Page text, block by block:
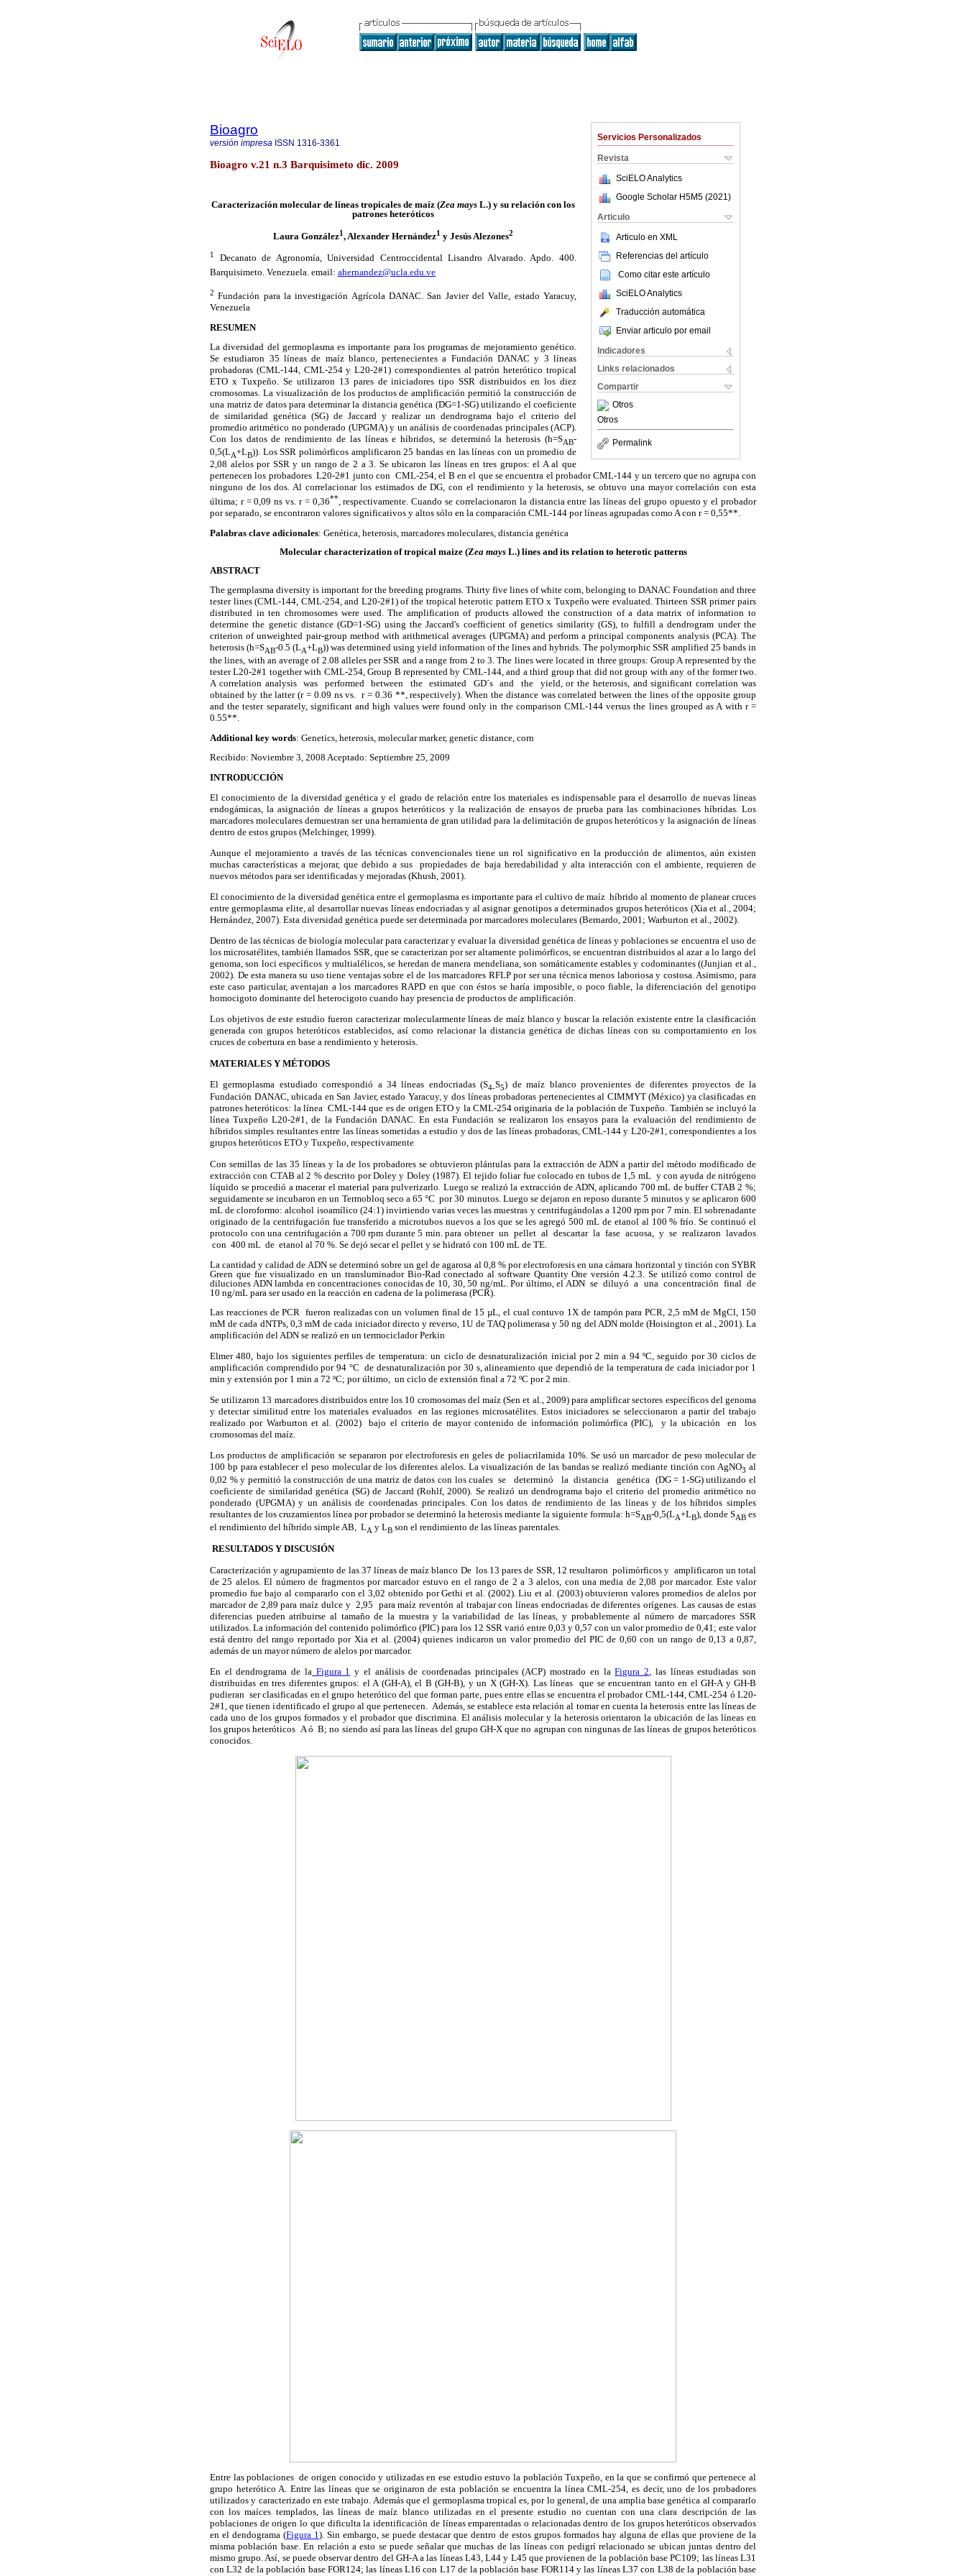
Servicios Personalizados
Revista
SciELO Analytics
Google Scholar H5M5 (2021 )
Articulo
Articulo en XML
Referencias del artículo
Como citar este artículo
SciELO Analytics
Traducción automática
Enviar articulo por email
Indicadores
Links relacionados
Compartir
Otros
Otros
Permalink
Bioagro
versión impresa ISSN 1316-3361
Bioagro v.21 n.3 Barquisimeto dic. 2009
Caracterización molecular de líneas tropicales de maíz (Zea mays L.) y su relación con los
patrones heteróticos
Laura González1, Alexander Hernández1 y Jesús Alezones2
1 Decanato de Agronomía, Universidad Centroccidental Lisandro Alvarado. Apdo. 400.
Barquisimeto. Venezuela. email: ahernandez@ucla.edu.ve
2Fundación para la investigación Agrícola DANAC . San Javier del Valle, estado Yaracuy,
Venezuela
RESUMEN
La diversidad del germoplasma es importante para los programas de mejoramiento genético.
Se estudiaron 35 líneas de maíz blanco, pertenecientes a Fundación DANAC y 3 líneas
probadoras (CML-144, CML-254 y L20-2#1) correspondientes al patrón heterótico tropical
ETO x Tuxpeño. Se utilizaron 13 pares de iniciadores tipo SSR distribuidos en los diez
cromosomas. La visualización de los productos de amplificación permitió la construcción de
una matriz de datos para determinar la distancia genética (DG=1-SG) utilizando el coeficiente
de similaridad genética (SG) de Jaccard y realizar un dendrograma bajo el criterio del
promedio aritmético no ponderado (UPGMA) y un análisis de coordenadas principales (ACP).
Con los datos de rendimiento de las líneas e híbridos, se determinó la heterosis (h=SAB-
0,5(LA+LB)). Los SSR polimórficos amplificaron 25 bandas en las líneas con un promedio de
2,08 alelos por SSR y un rango de 2 a 3. Se ubicaron las líneas en tres grupos: el A al que
pertenecen los probadores L20-2#1 junto con CML-254, el B en el que se encuentra el probador CML-144 y un tercero que no agrupa con
ninguno de los dos. Al correlacionar los estimados de DG, con el rendimiento y la heterosis, se obtuvo una mayor correlación con esta
última; r = 0,09 ns vs. r = 0,36** , respectivamente. Cuando se correlacionaron la distancia entre las líneas del grupo opuesto y el probador
por separado, se encontraron valores significativos y altos sólo en la comparación CML-144 por líneas agrupadas como A con r = 0,55**.
Palabras clave adicionales: Genética, heterosis, marcadores moleculares, distancia genética
Molecular characterization of tropical maize (Zea maysL.) lines and its relation to heterotic patterns
ABSTRACT
The germplasma diversity is important for the breeding programs. Thirty five lines of white corn, belonging to DANAC Foundation and three
tester lines (CML-144, CML-254, and L20-2#1) of the tropical heterotic pattern ETO x Tuxpeño were evaluated. Thirteen SSR primer pairs
distributed in ten chromosomes were used. The amplification of products allowed the construction of a data matrix of information to
determine the genetic distance (GD=1-SG) using the Jaccard's coefficient of genetics similarity (GS), to fulfill a dendrogram under the
criterion of unweighted pair-group method with arithmetical averages (UPGMA) and perform a principal components analysis (PCA). The
heterosis (h=SAB-0.5 (LA+LB)) was determined using yield information of the lines and hybrids. The polymorphic SSR amplified 25 bands in
the lines, with an average of 2.08 alleles per SSR and a range from 2 to 3. The lines were located in three groups: Group A represented by the
tester L20-2#1 together with CML-254, Group B represented by CML-144, and a third group that did not group with any of the former two.
A correlation analysis was performed between the estimated GD´s and the yield, or the heterosis, and significant correlation was
obtained by the latter (r = 0.09 ns vs. r = 0.36 **, respectively). When the distance was correlated between the lines of the opposite group
and the tester separately, significant and high values were found only in the comparison CML-144 versus the lines grouped as A with r =
0.55**.
Additional key words: Genetics, heterosis, molecular marker, genetic distance, corn
Recibido: Noviembre 3, 2008 Aceptado: Septiembre 25, 2009
INTRODUCCIÓN
El conocimiento de la diversidad genética y el grado de relación entre los materiales es indispensable para el desarrollo de nuevas líneas
endogámicas, la asignación de líneas a grupos heteróticos y la realización de ensayos de prueba para las combinaciones híbridas. Los
marcadores moleculares demuestran ser una herramienta de gran utilidad para la delimitación de grupos heteróticos y la asignación de líneas
dentro de estos grupos (Melchinger, 1999).
Aunque el mejoramiento a través de las técnicas convencionales tiene un rol significativo en la producción de alimentos, aún existen
muchas características a mejorar, que debido a sus propiedades de baja heredabilidad y alta interacción con el ambiente, requieren de
nuevos métodos para ser identificadas y mejoradas (Khush, 2001).
El conocimiento de la diversidad genética entre el germoplasma es importante para el cultivo de maíz híbrido al momento de planear cruces
entre germoplasma elite, al desarrollar nuevas líneas endocriadas y al asignar genotipos a determinados grupos heteróticos (Xia et al., 2004;
Hernández, 2007). Esta diversidad genética puede ser determinada por marcadores moleculares (Bernardo, 2001; Warburton et al., 2002).
Dentro de las técnicas de biología molecular para caracterizar y evaluar la diversidad genética de líneas y poblaciones se encuentra el uso de
los microsatélites, también llamados SSR, que se caracterizan por ser altamente polimórficos, se encuentran distribuidos al azar a lo largo del
genoma, son loci específicos y multialélicos, se heredan de manera mendeliana, son somáticamente estables y codominantes ((Junjian et al.,
2002). De esta manera su uso tiene ventajas sobre el de los marcadores RFLP por ser una técnica menos laboriosa y costosa. Asimismo, para
este caso particular, aventajan a los marcadores RAPD en que con éstos se haría imposible, o poco fiable, la diferenciación del genotipo
homocigoto dominante del heterocigoto cuando hay presencia de productos de amplificación.
Los objetivos de este estudio fueron caracterizar molecularmente líneas de maíz blanco y buscar la relación existente entre la clasificación
generada con grupos heteróticos establecidos, así como relacionar la distancia genética de dichas líneas con su comportamiento en los
cruces de cobertura en base a rendimiento y heterosis.
MATERIALES Y MÉTODOS
El germoplasma estudiado correspondió a 34 líneas endocriadas (S4-S5) de maíz blanco provenientes de diferentes proyectos de la
Fundación DANAC, ubicada en San Javier, estado Yaracuy, y dos líneas probadoras pertenecientes al CIMMYT (México) ya clasificadas en
patrones heteróticos: la línea CML-144 que es de origen ETO y la CML-254 originaria de la población de Tuxpeño. También se incluyó la
línea Tuxpeño L20-2#1, de la Fundación DANAC. En esta Fundación se realizaron los ensayos para la evaluación del rendimiento de
híbridos simples resultantes entre las líneas sometidas a estudio y dos de las líneas probadoras, CML-144 y L20-2#1, correspondientes a los
grupos heteróticos ETO y Tuxpeño, respectivamente
Con semillas de las 35 líneas y la de los probadores se obtuvieron plántulas para la extracción de ADN a partir del método modificado de
extracción con CTAB al 2 % descrito por Doley y Doley (1987). El tejido foliar fue colocado en tubos de 1,5 mL y con ayuda de nitrógeno
líquido se procedió a macerar el material para pulverizarlo. Luego se realizó la extracción de ADN, aplicando 700 mL de buffer CTAB 2 %;
seguidamente se incubaron en un Termobloq seco a 65 °C por 30 minutos. Luego se dejaron en reposo durante 5 minutos y se aplicaron 600
mL de cloroformo: alcohol isoamílico (24:1) invirtiendo varias veces las muestras y centrifugándolas a 1200 rpm por 7 min. El sobrenadante
originado de la centrifugación fue transferido a microtubos nuevos a los que se les agregó 500 mL de etanol al 100 % frío. Se continuó el
protocolo con una centrifugación a 700 rpm durante 5 min. para obtener un pellet al descartar la fase acuosa, y se realizaron lavados
con 400 mL de etanol al 70 %. Se dejó secar el pellet y se hidrató con 100 mL de TE.
La cantidad y calidad de ADN se determinó sobre un gel de agarosa al 0,8 % por electroforesis en una cámara horizontal y tinción con SYBR
Green que fue visualizado en un transluminador Bio-Rad conectado al software Quantity One versión 4.2.3. Se utilizó como control de
diluciones ADN lambda en concentraciones conocidas de 10, 30, 50 ng/mL. Por último, el ADN se diluyó a una concentración final de
10 ng/mL para ser usado en la reacción en cadena de la polimerasa (PCR).
Las reacciones de PCR fueron realizadas con un volumen final de 15 µL, el cual contuvo 1X de tampón para PCR, 2,5 mM de MgCl, 150
mM de cada dNTPs, 0,3 mM de cada iniciador directo y reverso, 1U de TAQ polimerasa y 50 ng del ADN molde (Hoisington et al., 2001). La
amplificación del ADN se realizó en un termociclador Perkin
Elmer 480, bajo los siguientes perfiles de temperatura: un ciclo de desnaturalización inicial por 2 min a 94 ºC, seguido por 30 ciclos de
amplificación comprendido por 94 °C de desnaturalización por 30 s, alineamiento que dependió de la temperatura de cada iniciador por 1
min y extensión por 1 min a 72 ºC; por último, un ciclo de extensión final a 72 ºC por 2 min.
Se utilizaron 13 marcadores distribuidos entre los 10 cromosomas del maíz (Sen et al., 2009) para amplificar sectores específicos del genoma
y detectar similitud entre los materiales evaluados en las regiones microsatélites. Estos iniciadores se seleccionaron a partir del trabajo
realizado por Warburton et al. (2002) bajo el criterio de mayor contenido de información polimórfica (PIC), y la ubicación en los
cromosomas del maíz.
Los productos de amplificación se separaron por electroforesis en geles de poliacrilamida 10%. Se usó un marcador de peso molecular de
100 bp para establecer el peso molecular de los diferentes alelos. La visualización de las bandas se realizó mediante tinción con AgNO3 al
0,02 % y permitió la construcción de una matriz de datos con los cuales se determinó la distancia genética (DG = 1-SG) utilizando el
coeficiente de similaridad genética (SG) de Jaccard (Rohlf, 2000). Se realizó un dendrograma bajo el criterio del promedio aritmético no
ponderado (UPGMA) y un análisis de coordenadas principales. Con los datos de rendimiento de las líneas y de los híbridos simples
resultantes de los cruzamientos línea por probador se determinó la heterosis mediante la siguiente formula: h=SAB-0,5(LA+LB), donde SAB es
el rendimiento del híbrido simple AB, LA y LB son el rendimiento de las líneas parentales.
RESULTADOS Y DISCUSIÓN
Caracterización y agrupamiento de las 37 líneas de maíz blanco De los 13 pares de SSR, 12 resultaron polimórficos y amplificaron un total
de 25 alelos. El número de fragmentos por marcador estuvo en el rango de 2 a 3 alelos, con una media de 2,08 por marcador. Este valor
promedio fue bajo al compararlo con el3,02 obtenido por Gethi et al. (2002).Liu et al. (2003) obtuvieron valores promedios de alelos por
marcador de 2,89 para maíz dulce y 2,95 para maíz reventón al trabajar con líneas endocriadas de diferentes orígenes. Las causas de estas
diferencias pueden atribuirse al tamaño de la muestra y la variabilidad de las líneas, y probablemente al número de marcadores SSR
utilizados. La información del contenido polimórfico (PIC) para los 12 SSR varió entre 0,03 y 0,57 con un valor promedio de 0,41; este valor
está dentro del rango reportado por Xia et al (2004) quienes indicaron un valor promedio del PIC de 0,60 con un rango de 0,13 a 0,87,
además de un mayor número de alelos por marcador.
En el dendrograma de la Figura 1 y el análisis de coordenadas principales (ACP) mostrado en laFigura 2 , las líneas estudiadas son
distribuidas en tres diferentes grupos: el A (GH-A), el B (GH-B), y un X (GH-X). Las líneas que se encuentran tanto en el GH-A y GH-B
pudieran ser clasificadas en el grupo heterótico del que forman parte, pues entre ellas se encuentra el probador CML-144, CML-254 ó L20-
2#1, que tienen identificado el grupo al que pertenecen. Además, se establece esta relación al tomar en cuenta la heterosis entre las líneas de
cada uno de los grupos formados y el probador que discrimina. El análisis molecular y la heterosis orientaron la ubicación de las líneas en
los grupos heteróticos A ó B; no siendo así para las líneas del grupo GH-X que no agrupan con ningunas de las líneas de grupos heteróticos
conocidos.
Entre las poblaciones de origen conocido y utilizadas en ese estudio estuvo la población Tuxpeño, en la que se confirmó que pertenece al
grupo heterótico A. Entre las líneas que se originaron de esta población se encuentra la línea CML-254, es decir, uno de los probadores
utilizados y caracterizado en este trabajo. Además que el germoplasma tropical es, por lo general, de una amplia base genética al compararlo
con los maíces templados, las líneas de maíz blanco utilizadas en el presente estudio no cuentan con una clara descripción de las
poblaciones de origen lo que dificulta la identificación de líneas emparentadas o relacionadas dentro de los grupos heteróticos observados
en el dendograma (Figura 1). Sin embargo, se puede destacar que dentro de estos grupos formados hay alguna de ellas que proviene de la
misma población base. En relación a esto se puede señalar que muchas de las líneas con pedigrí relacionado se ubican juntas dentro del
mismo grupo. Así, se puede observar dentro del GH-A a las líneas L43, L44 y L45 queprovienen de la población base PC109; las líneas L31
con L32 de la población base FOR124; las líneas L16 con L17 de la población base FOR114 y las líneas L37 con L38 de la población base